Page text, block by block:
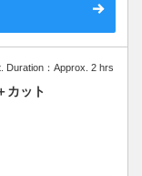
Duration：Approx. 2 hrs
カット